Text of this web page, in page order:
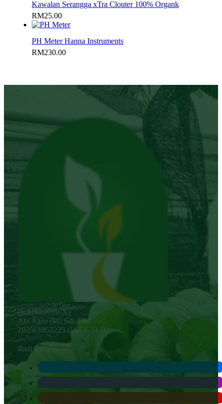
Kawalan Serangga xTra Clouter 100% Organk
RM25.00
PH Meter Hanna Instruments
RM230.00
(RA0010770-X)
Abi Agro (M) Sdn Bhd
202501052223 (1653630-D)
Ikuti kami di